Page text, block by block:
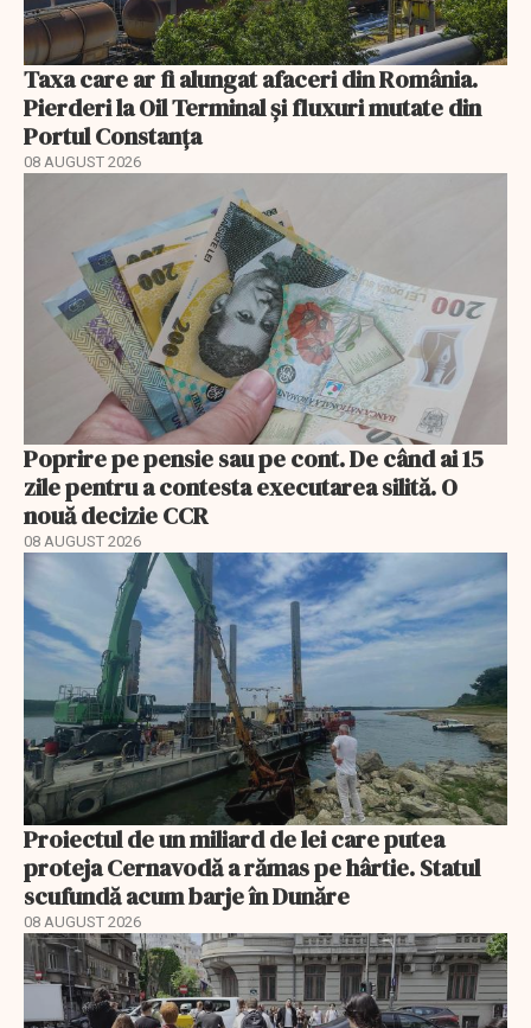
Taxa care ar fi alungat afaceri din România.
Pierderi la Oil Terminal și fluxuri mutate din
Portul Constanța
08 AUGUST 2026
Poprire pe pensie sau pe cont. De când ai 15
zile pentru a contesta executarea silită. O
nouă decizie CCR
08 AUGUST 2026
Proiectul de un miliard de lei care putea
proteja Cernavodă a rămas pe hârtie. Statul
scufundă acum barje în Dunăre
08 AUGUST 2026